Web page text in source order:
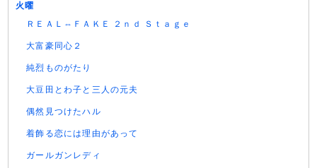
火曜
ＲＥＡＬ⇔ＦＡＫＥ ２ｎｄ Ｓｔａｇｅ
大富豪同心２
純烈ものがたり
大豆田とわ子と三人の元夫
偶然見つけたハル
着飾る恋には理由があって
ガールガンレディ